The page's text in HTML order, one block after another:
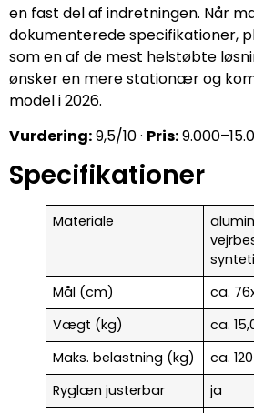
en fast del af indretningen. Når
dokumenterede specifikationer,
som en af de mest helstøbte
ønsker en mere stationær og
model i 2026.
Vurdering:9,5/10 · Pris:
Specifikationer
Materiale
Mål (cm)
ca.
Vægt (kg)
ca.
Maks. belastning (kg)
ca.
Ryglæn justerbar
ja